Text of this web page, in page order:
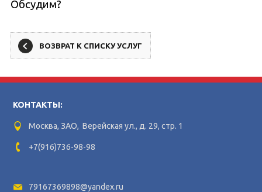
Обсудим?
ВОЗВРАТ К СПИСКУ УСЛУГ
КОНТАКТЫ:
Москва, ЗАО, Верейская ул., д. 29, стр. 1
+7(916)736-98-98
79167369898@yandex.ru